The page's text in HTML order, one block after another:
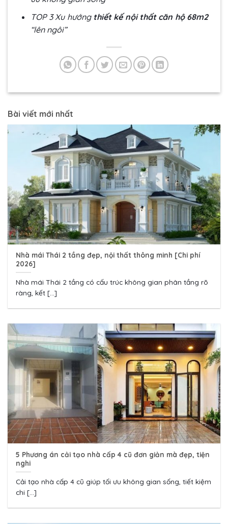
TOP 3 Xu hướng thiết kế nội thất căn hộ 68m2
“lên ngôi”
Bài viết mới nhất
Nhà mái Thái 2 tầng đẹp, nội thất thông minh [Chi phí
2026]
Nhà mái Thái 2 tầng có cấu trúc không gian phân tầng rõ
ràng, kết [...]
5 Phương án cải tạo nhà cấp 4 cũ đơn giản mà đẹp, tiện
nghi
Cải tạo nhà cấp 4 cũ giúp tối ưu không gian sống, tiết kiệm
chi [...]